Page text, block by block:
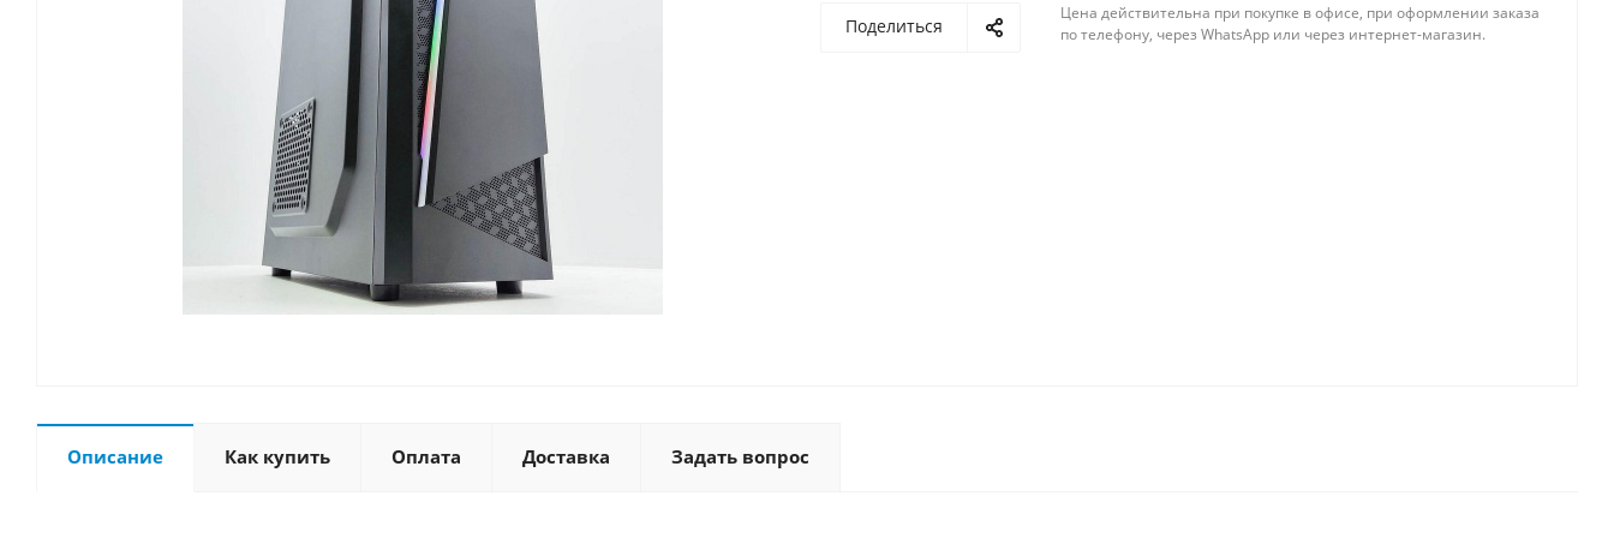
Поделиться
Цена действительна при покупке в офисе, при оформлении заказа
по телефону, через WhatsApp или через интернет-магазин.
Описание Как купить Оплата Доставка Задать вопрос